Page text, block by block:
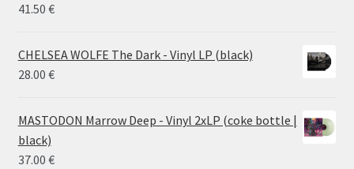
41.50 €
CHELSEA WOLFE The Dark - Vinyl LP (black)
28.00 €
MASTODON Marrow Deep - Vinyl 2xLP (coke bottle |
black)
37.00 €